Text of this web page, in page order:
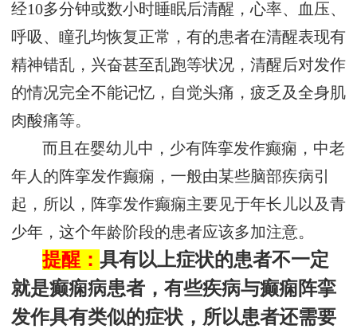
经10多分钟或数小时睡眠后清醒，心率、血压、
呼吸、瞳孔均恢复正常，有的患者在清醒表现有
精神错乱，兴奋甚至乱跑等状况，清醒后对发作
的情况完全不能记忆，自觉头痛，疲乏及全身肌
肉酸痛等。
而且在婴幼儿中，少有阵挛发作癫痫，中老
年人的阵挛发作癫痫，一般由某些脑部疾病引
起，所以，阵挛发作癫痫主要见于年长儿以及青
少年，这个年龄阶段的患者应该多加注意。
提醒：具有以上症状的患者不一定
就是癫痫病患者，有些疾病与癫痫阵挛
发作具有类似的症状，所以患者还需要